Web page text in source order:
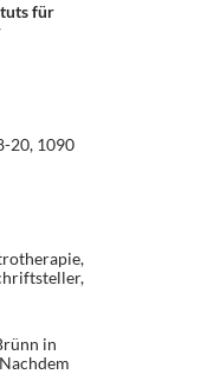
für
20, 1090
in